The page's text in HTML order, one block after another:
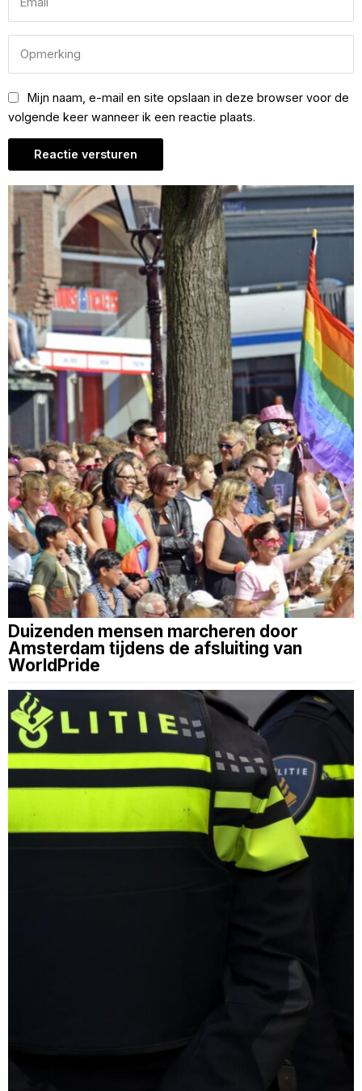
Mijn naam, e-mail en site opslaan in deze browser voor de
volgende keer wanneer ik een reactie plaats.
Duizenden mensen marcheren door
Amsterdam tijdens de afsluiting van
WorldPride